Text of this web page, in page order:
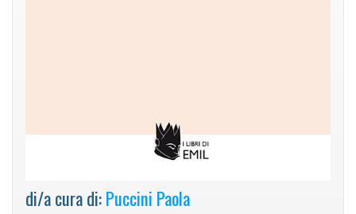
di/a cura di:Puccini Paola